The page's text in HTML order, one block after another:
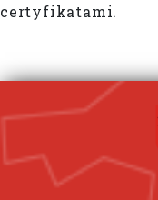
certyfikatami.